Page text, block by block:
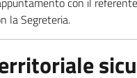
la Segreteria.